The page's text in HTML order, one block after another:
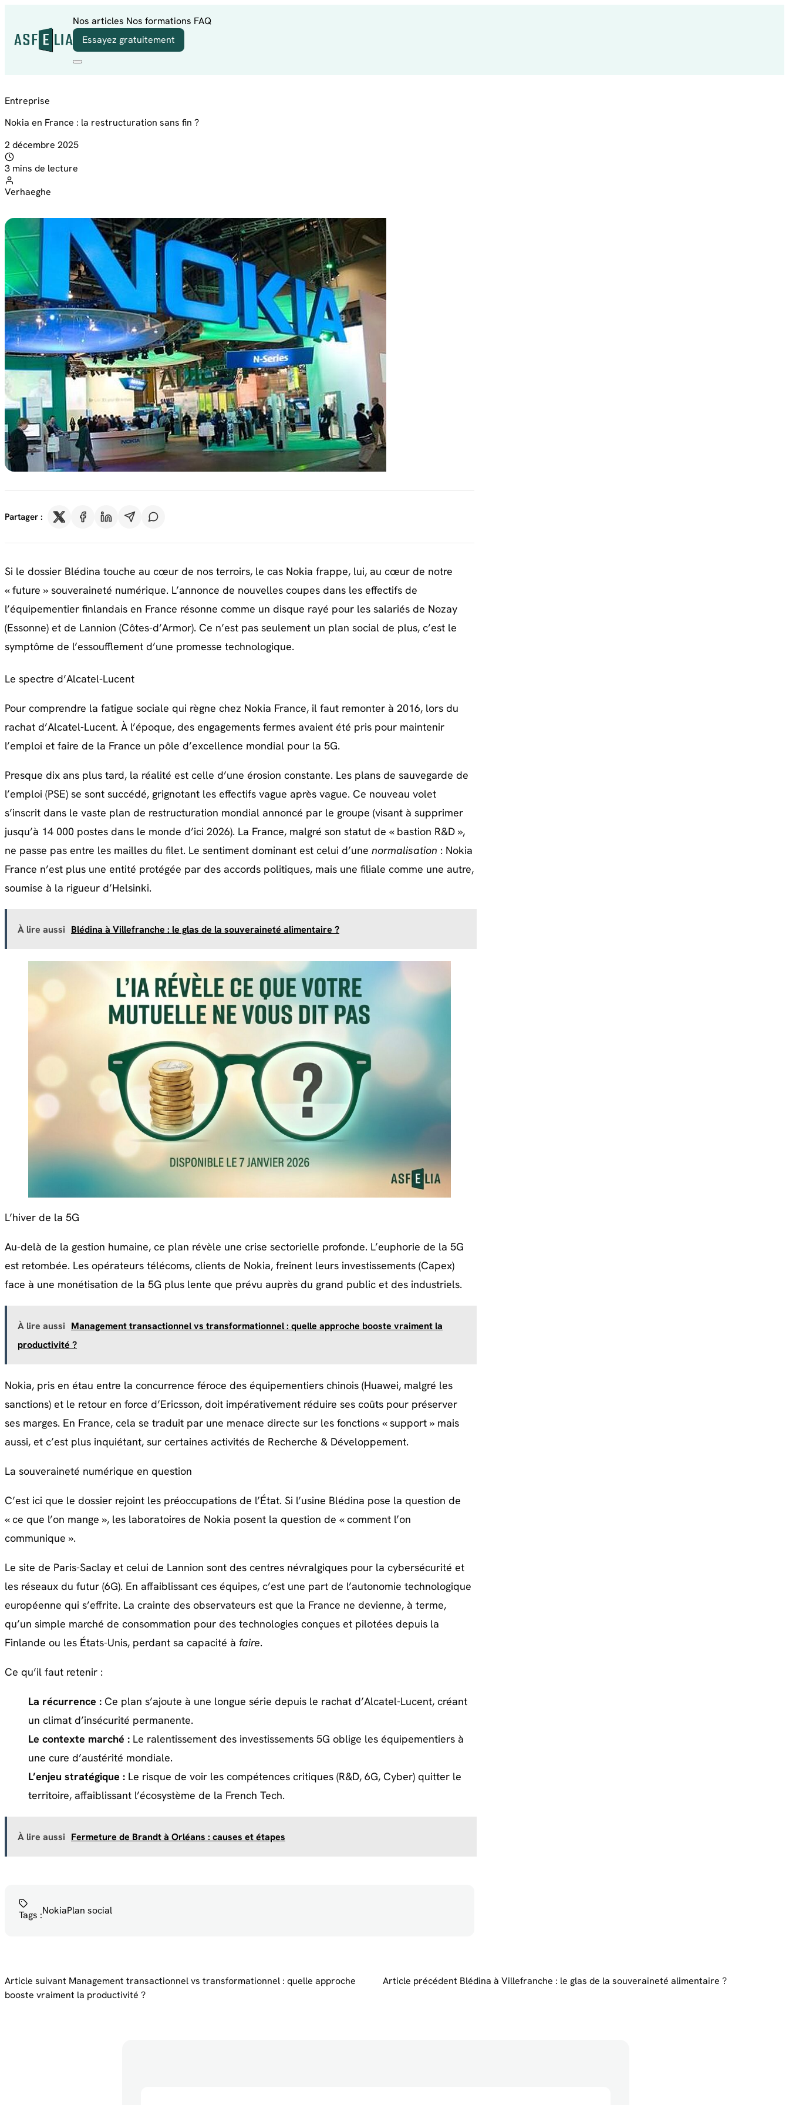
Nos articles Nos formations FAQ
Essayez gratuitement
Entreprise
Nokia en France : la restructuration sans fin ?
2 décembre 2025
3 mins de lecture
Verhaeghe
Partager :
Si le dossier Blédina touche au cœur de nos terroirs, le cas Nokia frappe, lui, au cœur de notre
« future » souveraineté numérique. L’annonce de nouvelles coupes dans les effectifs de
l’équipementier finlandais en France résonne comme un disque rayé pour les salariés de Nozay
(Essonne) et de Lannion (Côtes-d’Armor). Ce n’est pas seulement un plan social de plus, c’est le
symptôme de l’essoufflement d’une promesse technologique.
Le spectre d’Alcatel-Lucent
Pour comprendre la fatigue sociale qui règne chez Nokia France, il faut remonter à 2016, lors du
rachat d’Alcatel-Lucent. À l’époque, des engagements fermes avaient été pris pour maintenir
l’emploi et faire de la France un pôle d’excellence mondial pour la 5G.
Presque dix ans plus tard, la réalité est celle d’une érosion constante. Les plans de sauvegarde de
l’emploi (PSE) se sont succédé, grignotant les effectifs vague après vague. Ce nouveau volet
s’inscrit dans le vaste plan de restructuration mondial annoncé par le groupe (visant à supprimer
jusqu’à 14 000 postes dans le monde d’ici 2026). La France, malgré son statut de « bastion R&D »,
ne passe pas entre les mailles du filet. Le sentiment dominant est celui d’une normalisation : Nokia
France n’est plus une entité protégée par des accords politiques, mais une filiale comme une autre,
soumise à la rigueur d’Helsinki.
À lire aussi Blédina à Villefranche : le glas de la souveraineté alimentaire ?
L’hiver de la 5G
Au-delà de la gestion humaine, ce plan révèle une crise sectorielle profonde. L’euphorie de la 5G
est retombée. Les opérateurs télécoms, clients de Nokia, freinent leurs investissements (Capex)
face à une monétisation de la 5G plus lente que prévu auprès du grand public et des industriels.
À lire aussi Management transactionnel vs transformationnel : quelle approche booste vraiment la
productivité ?
Nokia, pris en étau entre la concurrence féroce des équipementiers chinois (Huawei, malgré les
sanctions) et le retour en force d’Ericsson, doit impérativement réduire ses coûts pour préserver
ses marges. En France, cela se traduit par une menace directe sur les fonctions « support » mais
aussi, et c’est plus inquiétant, sur certaines activités de Recherche & Développement.
La souveraineté numérique en question
C’est ici que le dossier rejoint les préoccupations de l’État. Si l’usine Blédina pose la question de
« ce que l’on mange », les laboratoires de Nokia posent la question de « comment l’on
communique ».
Le site de Paris-Saclay et celui de Lannion sont des centres névralgiques pour la cybersécurité et
les réseaux du futur (6G). En affaiblissant ces équipes, c’est une part de l’autonomie technologique
européenne qui s’effrite. La crainte des observateurs est que la France ne devienne, à terme,
qu’un simple marché de consommation pour des technologies conçues et pilotées depuis la
Finlande ou les États-Unis, perdant sa capacité à faire.
Ce qu’il faut retenir :
La récurrence : Ce plan s’ajoute à une longue série depuis le rachat d’Alcatel-Lucent, créant
un climat d’insécurité permanente.
Le contexte marché : Le ralentissement des investissements 5G oblige les équipementiers à
une cure d’austérité mondiale.
L’enjeu stratégique : Le risque de voir les compétences critiques (R&D, 6G, Cyber) quitter le
territoire, affaiblissant l’écosystème de la French Tech.
À lire aussi Fermeture de Brandt à Orléans : causes et étapes
Tags :NokiaPlan social
Article suivant Management transactionnel vs transformationnel : quelle approche
booste vraiment la productivité ?
Article précédent Blédina à Villefranche : le glas de la souveraineté alimentaire ?